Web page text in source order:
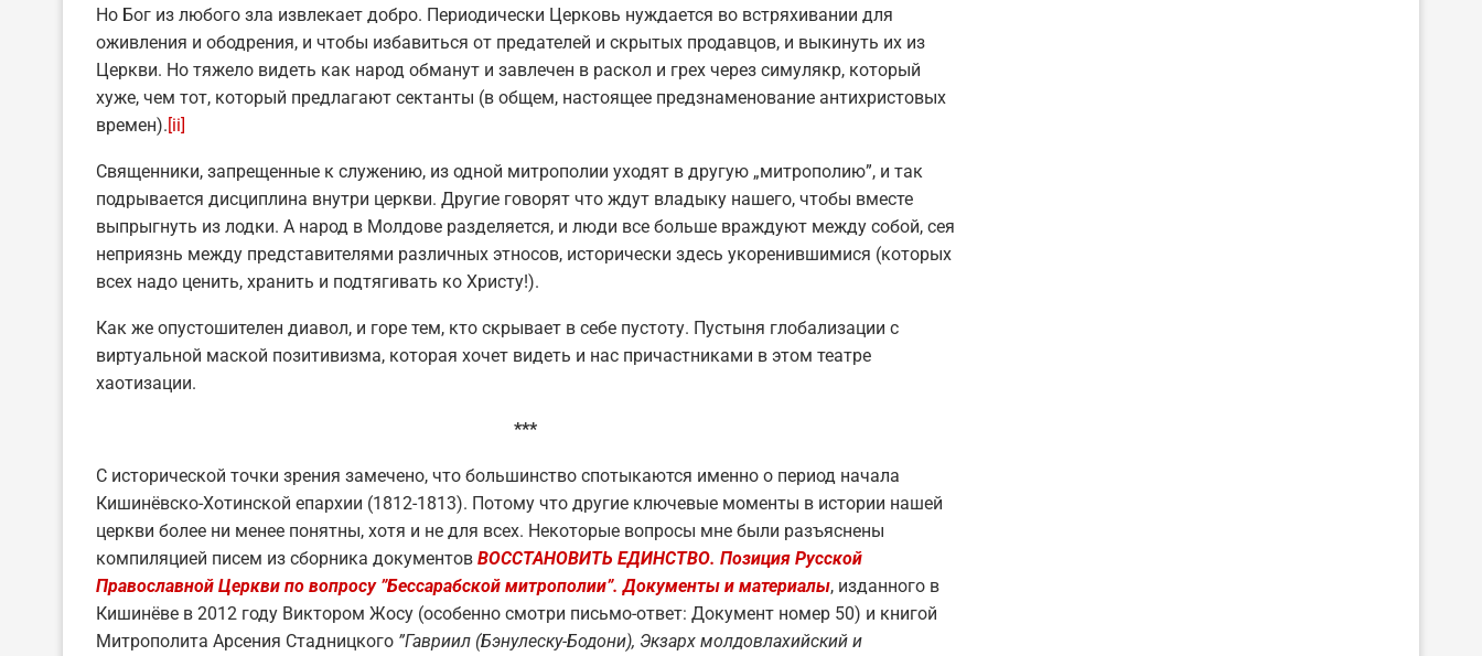
Но Бог из любого зла извлекает добро. Периодически Церковь нуждается во встряхивании для
оживления и ободрения, и чтобы избавиться от предателей и скрытых продавцов, и выкинуть их из
Церкви. Но тяжело видеть как народ обманут и завлечен в раскол и грех через симулякр, который
хуже, чем тот, который предлагают сектанты (в общем, настоящее предзнаменование антихристовых
времен).[ii]
Священники, запрещенные к служению, из одной митрополии уходят в другую „митрополию”, и так
подрывается дисциплина внутри церкви. Другие говорят что ждут владыку нашего, чтобы вместе
выпрыгнуть из лодки. А народ в Молдове разделяется, и люди все больше враждуют между собой, сея
неприязнь между представителями различных этносов, исторически здесь укоренившимися (которых
всех надо ценить, хранить и подтягивать ко Христу!).
Как же опустошителен диавол, и горе тем, кто скрывает в себе пустоту. Пустыня глобализации с
виртуальной маской позитивизма, которая хочет видеть и нас причастниками в этом театре
хаотизации.
***
С исторической точки зрения замечено, что большинство спотыкаются именно о период начала
Кишинёвско-Хотинской епархии (1812-1813). Потому что другие ключевые моменты в истории нашей
церкви более ни менее понятны, хотя и не для всех. Некоторые вопросы мне были разъяснены
компиляцией писем из сборника документов ВОССТАНОВИТЬ ЕДИНСТВО. Позиция Русской
Православной Церкви по вопросу”Бессарабской митрополии”. Документы и материалы, изданного в
Кишинёве в 2012 году Виктором Жосу (особенно смотри письмо-ответ: Документ номер 50) и книгой
Митрополита Арсения Стадницкого ”Гавриил (Бэнулеску-Бодони), Экзарх молдовлахийский и